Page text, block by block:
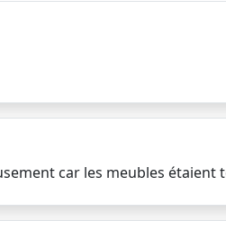
car les meubles étaient